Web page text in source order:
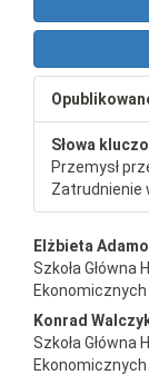
Słowa
Przemysł
Zatrudnienie
Elżbieta
Szkoła
Ekonomicznych
Konrad
Szkoła
Ekonomicznych